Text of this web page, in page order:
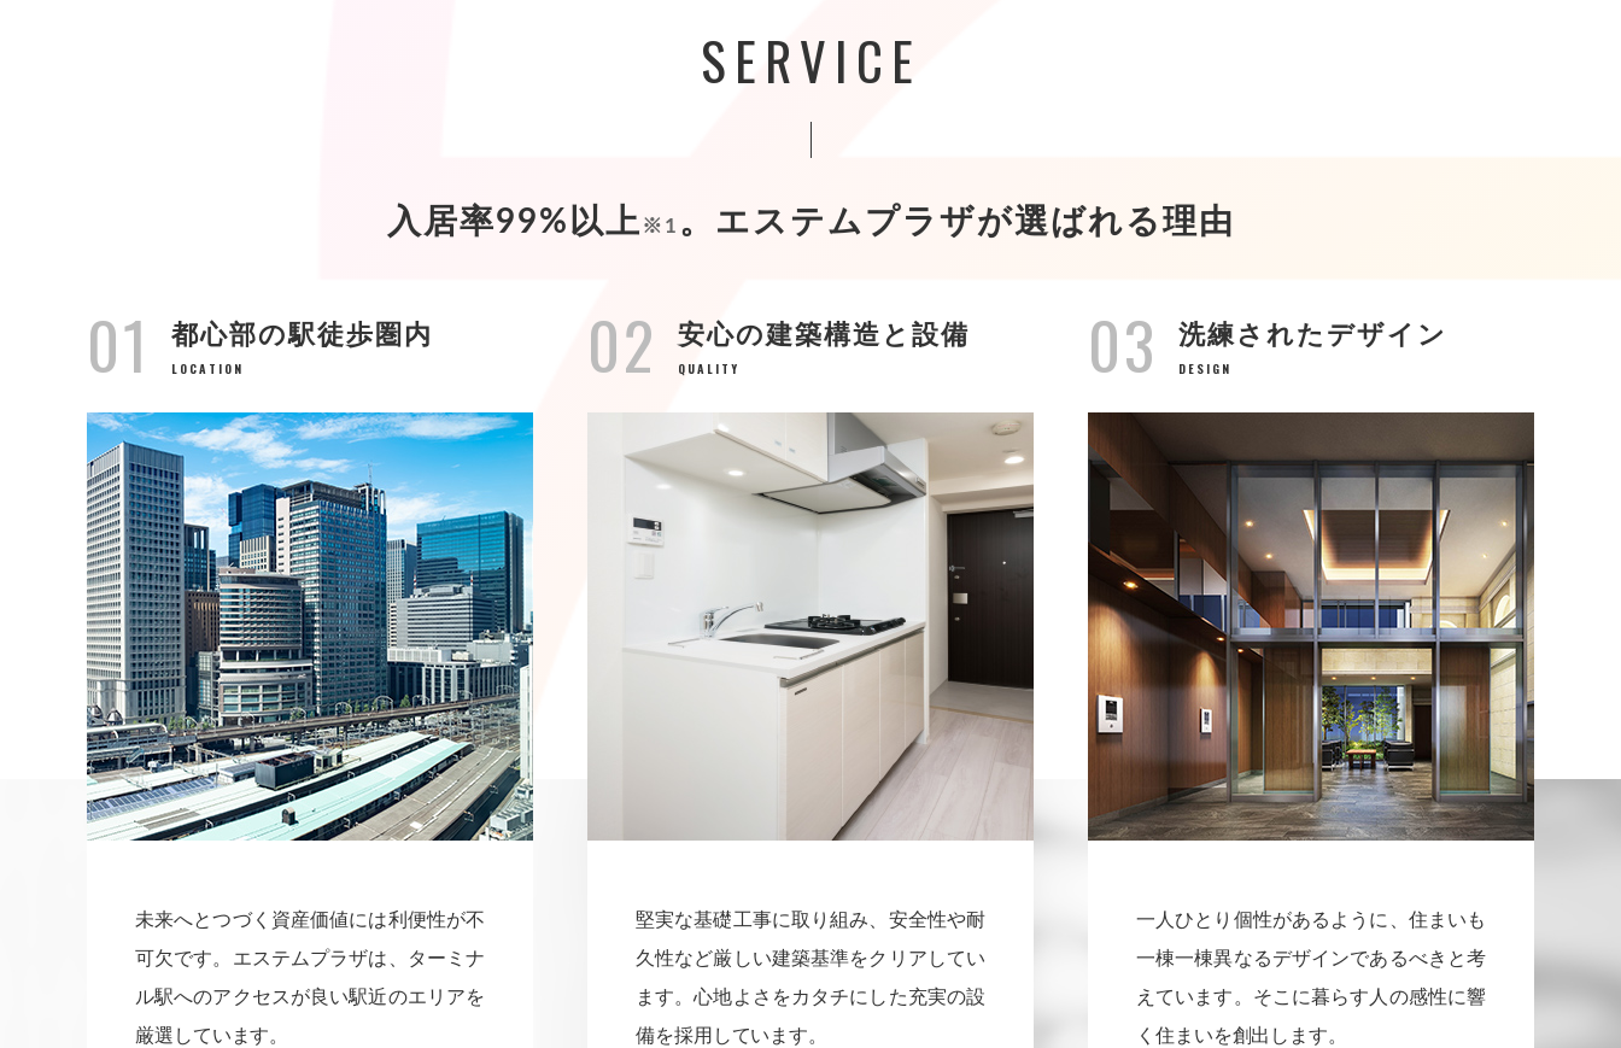
SERVICE
入居率99%以上 ※1 。 エステムプラザが選ばれる理由
01 都心部の駅徒歩圏内
LOCATION
未来へとつづく資産価値には利便性が不
可欠です。エステムプラザは、ターミナ
ル駅へのアクセスが良い駅近のエリアを
厳選しています。
02 安心の建築構造と設備
QUALITY
堅実な基礎工事に取り組み、安全性や耐
久性など厳しい建築基準をクリアしてい
ます。心地よさをカタチにした充実の設
備を採用しています。
03 洗練されたデザイン
DESIGN
一人ひとり個性があるように、住まいも
一棟一棟異なるデザインであるべきと考
えています。そこに暮らす人の感性に響
く住まいを創出します。